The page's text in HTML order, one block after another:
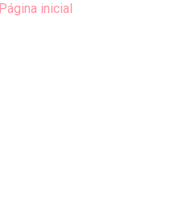
Página inicial